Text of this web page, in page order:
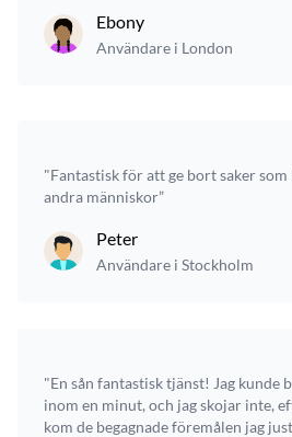
Ebony
Användare i London
"Fantastisk för att ge bort saker
andra människor”
Peter
Användare i Stockholm
"En sån fantastisk tjänst! Jag kunde
inom en minut, och jag skojar inte,
kom de begagnade föremålen jag